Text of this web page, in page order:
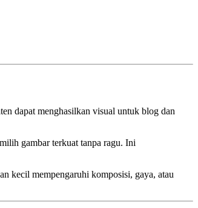
dapat menghasilkan visual untuk blog dan
gambar terkuat tanpa ragu. Ini
kecil mempengaruhi komposisi, gaya, atau